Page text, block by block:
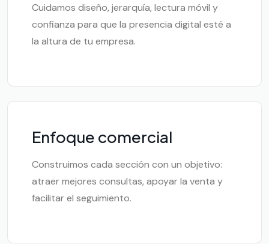
Cuidamos diseño, jerarquía, lectura móvil y
confianza para que la presencia digital esté a
la altura de tu empresa.
Enfoque comercial
Construimos cada sección con un objetivo:
atraer mejores consultas, apoyar la venta y
facilitar el seguimiento.